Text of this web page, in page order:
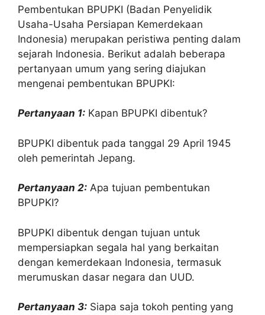
Pembentukan BPUPKI (Badan Penyelidik
Usaha-Usaha Persiapan Kemerdekaan
Indonesia) merupakan peristiwa penting dalam
sejarah Indonesia. Berikut adalah beberapa
pertanyaan umum yang sering diajukan
mengenai pembentukan BPUPKI:
Pertanyaan 1: Kapan BPUPKI dibentuk?
BPUPKI dibentuk pada tanggal 29 April 1945
oleh pemerintah Jepang.
Pertanyaan 2: Apa tujuan pembentukan
BPUPKI?
BPUPKI dibentuk dengan tujuan untuk
mempersiapkan segala hal yang berkaitan
dengan kemerdekaan Indonesia, termasuk
merumuskan dasar negara dan UUD.
Pertanyaan 3: Siapa saja tokoh penting yang